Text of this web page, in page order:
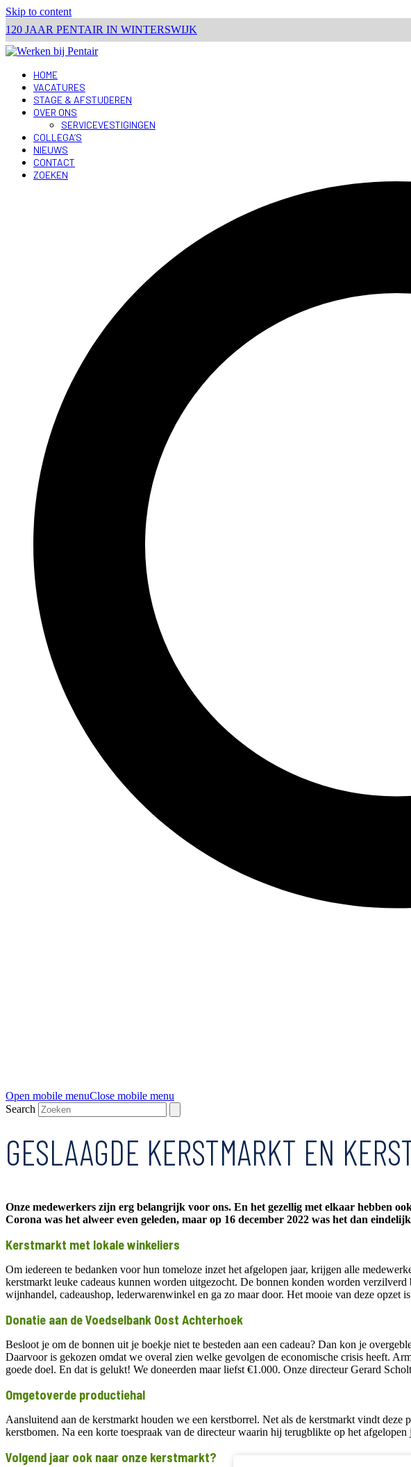
Skip to content
120 JAAR PENTAIR IN WINTERSWIJK
HOME
VACATURES
STAGE & AFSTUDEREN
OVER ONS
SERVICEVESTIGINGEN
COLLEGA’S
NIEUWS
CONTACT
ZOEKEN
Open mobile menuClose mobile menu
Search
GESLAAGDE KERSTMARKT EN
Onze medewerkers zijn erg belangrijk voor ons. En het gezellig met elkaar hebben
Corona was het alweer even geleden, maar op 16 december 2022 was het dan
Kerstmarkt met lokale winkeliers
Om iedereen te bedanken voor hun tomeloze inzet het afgelopen jaar, krijgen alle
kerstmarkt leuke cadeaus kunnen worden uitgezocht. De bonnen konden worden
wijnhandel, cadeaushop, lederwarenwinkel en ga zo maar door. Het mooie van deze
Donatie aan de Voedselbank Oost Achterhoek
Besloot je om de bonnen uit je boekje niet te besteden aan een cadeau? Dan kon je
Daarvoor is gekozen omdat we overal zien welke gevolgen de economische crisis heeft.
goede doel. En dat is gelukt! We doneerden maar liefst €1.000. Onze directeur Gerard
Omgetoverde productiehal
Aansluitend aan de kerstmarkt houden we een kerstborrel. Net als de kerstmarkt vindt
kerstbomen. Na een korte toespraak van de directeur waarin hij terugblikte op het
Volgend jaar ook naar onze kerstmarkt?